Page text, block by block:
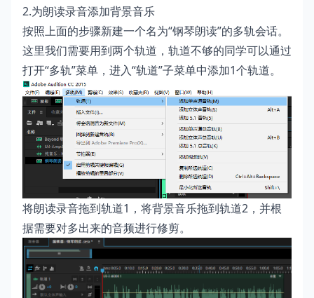
2.为朗读录音添加背景音乐
按照上面的步骤新建一个名为“钢琴朗读”的多轨会话。
这里我们需要用到两个轨道，轨道不够的同学可以通过
打开“多轨”菜单，进入“轨道”子菜单中添加1个轨道。
将朗读录音拖到轨道1，将背景音乐拖到轨道2，并根
据需要对多出来的音频进行修剪。